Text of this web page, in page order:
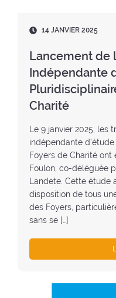
D
t
:
14 JANVIER 2025
Lancement de
Indépendante
Charité
Le 9 janvier 2025,
indépendante
Foyers de Charité
Foulon, co-déléguée
Landete. Cette
disposition de tous
des Foyers,
sans se […]